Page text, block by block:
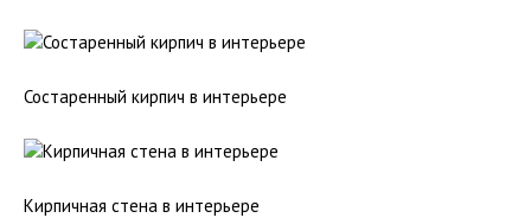
Состаренный кирпич в интерьере
Кирпичная стена в интерьере